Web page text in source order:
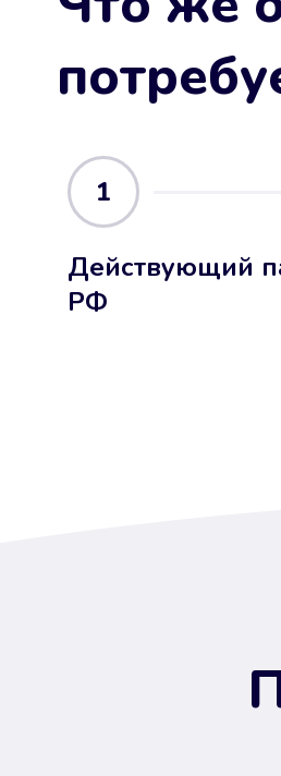
1
Действующий
РФ